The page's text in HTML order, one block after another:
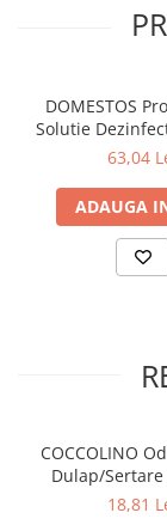
DOMESTOS
Solutie
L
63,04
ADAUGA
COCCOLINO
Dulap/Sertare
18,81